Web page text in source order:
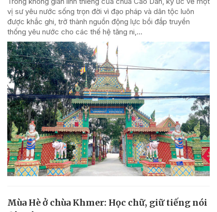
vị sư yêu nước sống trọn đời vì đạo pháp và dân tộc luôn
được khắc ghi, trở thành nguồn động lực bồi đắp truyền
thống yêu nước cho các thế hệ tăng ni,...
Mùa Hè ở chùa Khmer: Học chữ, giữ tiếng nói